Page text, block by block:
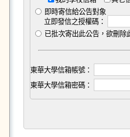
即時寄信給公告對象
立即發信之授權碼：
已批次寄出此公告，欲刪除
東華大學信箱帳號：
東華大學信箱密碼：